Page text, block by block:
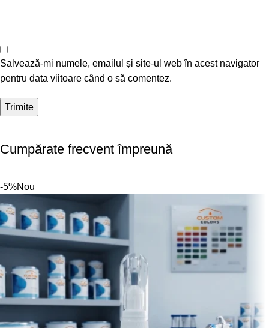
Salvează-mi numele, emailul și site-ul web în acest navigator
pentru data viitoare când o să comentez.
Cumpărate frecvent împreună
-5%Nou